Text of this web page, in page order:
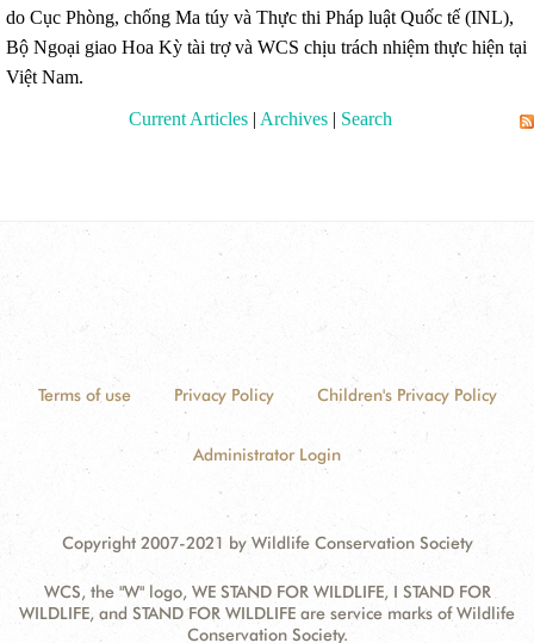
do Cục Phòng, chống Ma túy và Thực thi Pháp luật Quốc tế (INL),
Bộ Ngoại giao Hoa Kỳ tài trợ và WCS chịu trách nhiệm thực hiện tại
Việt Nam.
Current Articles| Archives| Search
Terms of use Privacy Policy Children's Privacy Policy
Administrator Login
Copyright 2007-2021 by Wildlife Conservation Society
WCS, the "W" logo, WE STAND FOR WILDLIFE, I STAND FOR
WILDLIFE, and STAND FOR WILDLIFE are service marks of Wildlife
Conservation Society.